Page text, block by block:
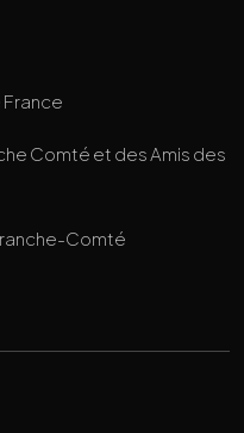
France
Comté et des Amis des
Comté